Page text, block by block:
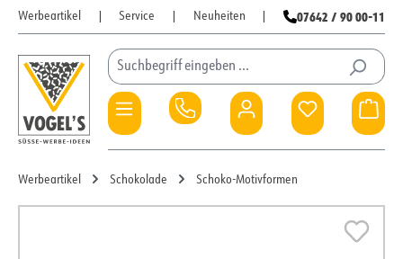
Zum Hauptinhalt springen
Werbeartikel Service Neuheiten 07642 / 90 00-11
Du hast 0
Werbeartikel Schokolade Schoko-Motivformen